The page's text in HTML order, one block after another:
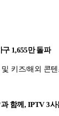
1,655만 돌파
키즈/해외 콘
함께, IPTV 3사